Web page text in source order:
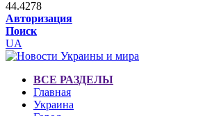
44.4278
Авторизация
Поиск
UA
ВСЕ РАЗДЕЛЫ
Главная
Украина